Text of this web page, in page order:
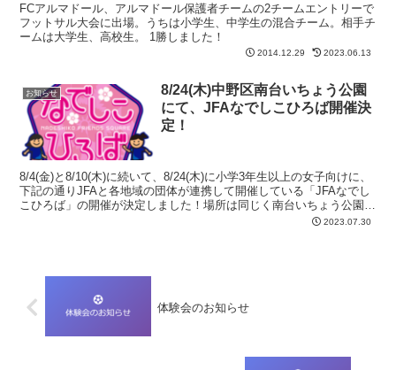
FCアルマドール、アルマドール保護者チームの2チームエントリーで
フットサル大会に出場。うちは小学生、中学生の混合チーム。相手チ
ームは大学生、高校生。 1勝しました！
2014.12.29 2023.06.13
お知らせ
8/24(木)中野区南台いちょう公園
にて、JFAなでしこひろば開催決
定！
8/4(金)と8/10(木)に続いて、8/24(木)に小学3年生以上の女子向けに、
下記の通りJFAと各地域の団体が連携して開催している「JFAなでし
こひろば」の開催が決定しました！場所は同じく南台いちょう公園に
2023.07.30
体験会のお知らせ